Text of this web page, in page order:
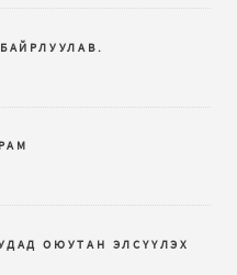
ОЮУТАН ЭЛСҮҮЛЭХ